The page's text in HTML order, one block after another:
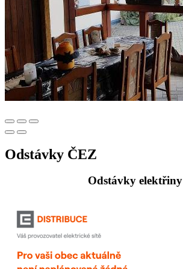
Odstávky ČEZ
Odstávky elektřiny